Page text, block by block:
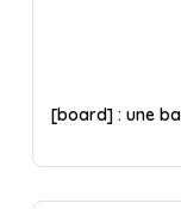
[board] : une